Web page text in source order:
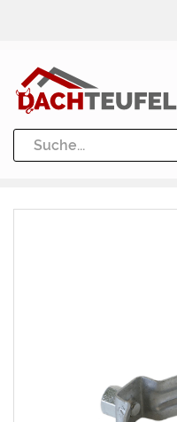
Dachrinne und Fallrohre
Werkzeuge und Löttechnik